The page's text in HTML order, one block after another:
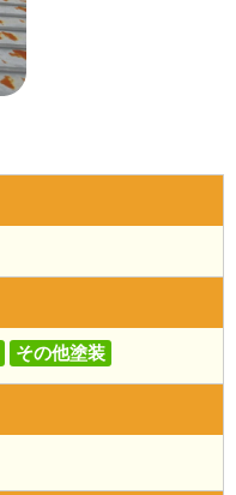
その他塗装